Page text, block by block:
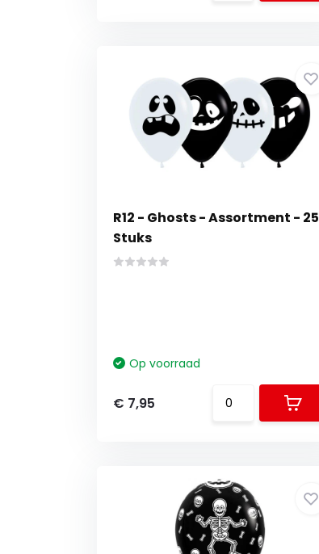
R12 - Ghosts - Assortment - 25
Stuks
Op voorraad
€ 7,95